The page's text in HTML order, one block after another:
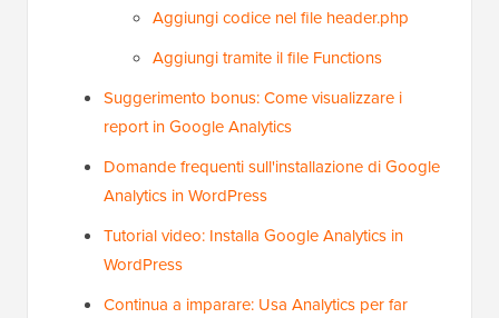
Aggiungi codice nel file header.php
Aggiungi tramite il file Functions
Suggerimento bonus: Come visualizzare i
report in Google Analytics
Domande frequenti sull'installazione di Google
Analytics in WordPress
Tutorial video: Installa Google Analytics in
WordPress
Continua a imparare: Usa Analytics per far